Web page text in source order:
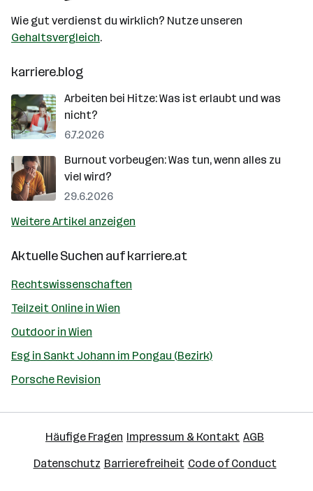
Wie gut verdienst du wirklich? Nutze unseren
Gehaltsvergleich.
karriere.blog
Arbeiten bei Hitze: Was ist erlaubt und was
nicht?
6.7.2026
Burnout vorbeugen: Was tun, wenn alles zu
viel wird?
29.6.2026
Weitere Artikel anzeigen
Aktuelle Suchen aufkarriere.at
Rechtswissenschaften
Teilzeit Online in Wien
Outdoor in Wien
Esg in Sankt Johann im Pongau (Bezirk)
Porsche Revision
Häufige Fragen Impressum & Kontakt AGB
Datenschutz Barrierefreiheit Code of Conduct